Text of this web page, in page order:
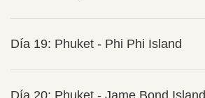
Día 19: Phuket - Phi Phi Island
Día 20: Phuket - Jame Bond Island